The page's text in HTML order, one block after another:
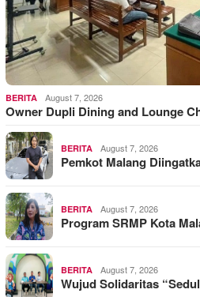
BERITA August 7, 2026
Owner Dupli Dining and Lounge
BERITA August 7, 2026
Pemkot Malang
BERITA August 7, 2026
Program SRMP Kota
BERITA August 7, 2026
Wujud Solidaritas